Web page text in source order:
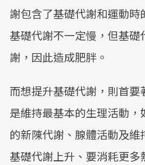
謝包含了基礎代謝和運動時
基礎代謝不一定慢，但基
謝，因此造成肥胖。
而想提升基礎代謝，則首
是維持最基本的生理活動
的新陳代謝、腺體活動及維
基礎代謝上升、要消耗更